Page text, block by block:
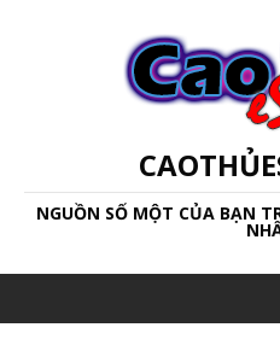
NGUỒN SỐ MỘT CỦA BẠN